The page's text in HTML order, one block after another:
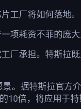
工厂将如何落地。
项耗资不菲的庞大
厂承担。特斯拉
。据特斯拉官方
10倍，将应用于